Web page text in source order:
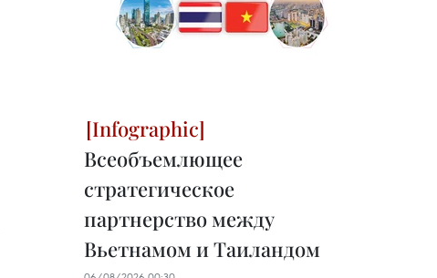
Всеобъемлющее
стратегическое
партнерство между
Вьетнамом и Таиландом